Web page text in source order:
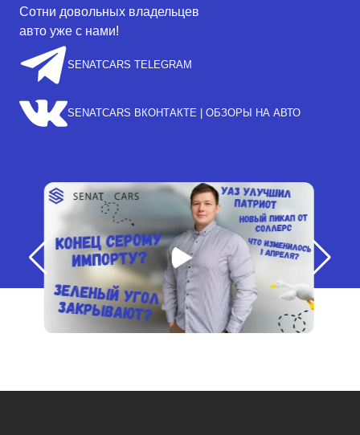
Сотни довольных владельцев
авто уже с нами!
SENATCARS TELEGRAM
SENATCARS ВКОНТАКТЕ | ОБЗОРЫ НА АВТО